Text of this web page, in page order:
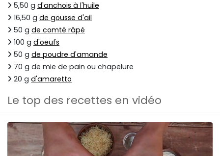
5,50 g d'anchois à l'huile
16,50 g de gousse d'ail
50 g de comté râpé
100 g d'oeufs
50 g de poudre d'amande
70 g de mie de pain ou chapelure
20 g d'amaretto
Le top des recettes en vidéo